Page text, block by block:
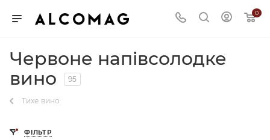
0
Червоне напівсолодке
вино
95
Тихе вино
ФІЛЬТР